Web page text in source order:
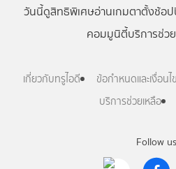
Follow us
วันนี้ดูสิทธิพิเศษอ่านเกมตาตั้งช้อ
คอมมูนิตี้บริการช่ว
เกี่ยวกับทรูไอดี ข้อกำหนดและเงื่อนไข
บริการช่วยเหลือ